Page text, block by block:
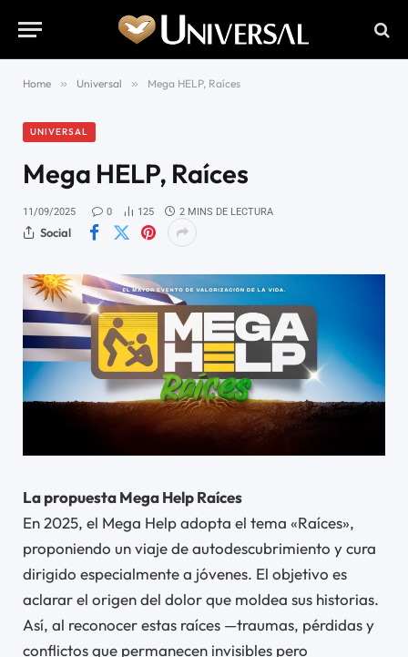
Home » Universal » Mega HELP, Raíces
UNIVERSAL
Mega HELP, Raíces
11/09/2025 0 125 2 MINS DE LECTURA
Social
La propuesta Mega Help Raíces
En 2025, el Mega Help adopta el tema «Raíces»,
proponiendo un viaje de autodescubrimiento y cura
dirigido especialmente a jóvenes. El objetivo es
aclarar el origen del dolor que moldea sus historias.
Así, al reconocer estas raíces —traumas, pérdidas y
conflictos que permanecen invisibles pero